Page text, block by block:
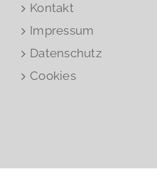
Kontakt
Impressum
Datenschutz
Cookies